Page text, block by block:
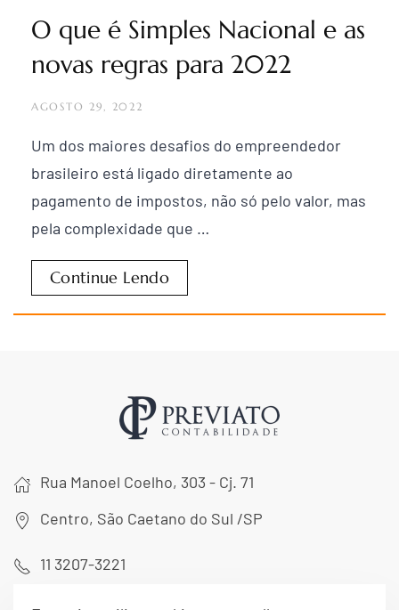
O que é Simples Nacional e as
novas regras para 2022
AGOSTO 29, 2022
Um dos maiores desafios do empreendedor
brasileiro está ligado diretamente ao
pagamento de impostos, não só pelo valor, mas
pela complexidade que …
Continue Lendo
Rua Manoel Coelho, 303 - Cj. 71
Centro, São Caetano do Sul /SP
11 3207-3221